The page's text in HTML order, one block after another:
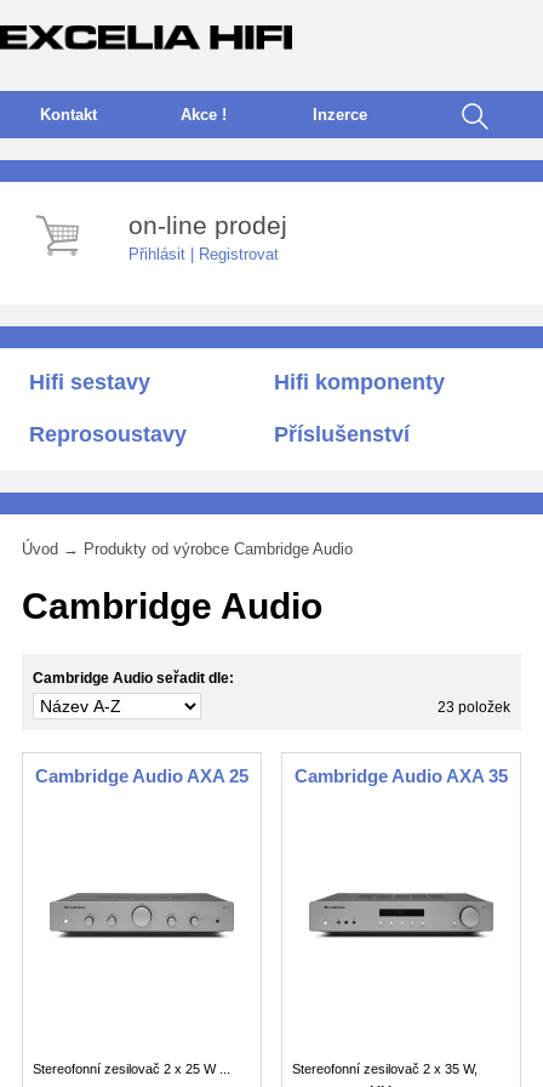
Kontakt Akce ! nzerce
on-line prodej
Přihlásit Registrovat
Hifi sestavy Hifi komponenty
Reprosoustavy Příslušenství
Úvod → Produkty od výrobce Cambridge Audio
Cambridge Audio
Cambridge Audio seřadit dle:
23 položek
Cambridge Audio AXA 25
Stereofonní zesilovač 2 x 25 W ...
Cambridge Audio AXA 35
Stereofonní zesilovač 2 x 35 W,